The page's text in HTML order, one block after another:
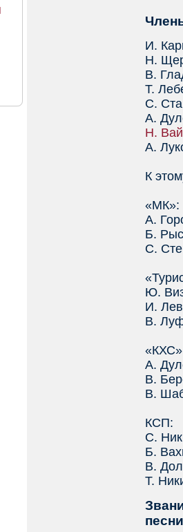
И.
Н.
В.
Т.
С.
А.
Н.
А.
К
«МК»:
А.
Б.
С.
Ю.
И.
В.
А.
В.
В.
КСП:
С.
Б.
В.
Т.